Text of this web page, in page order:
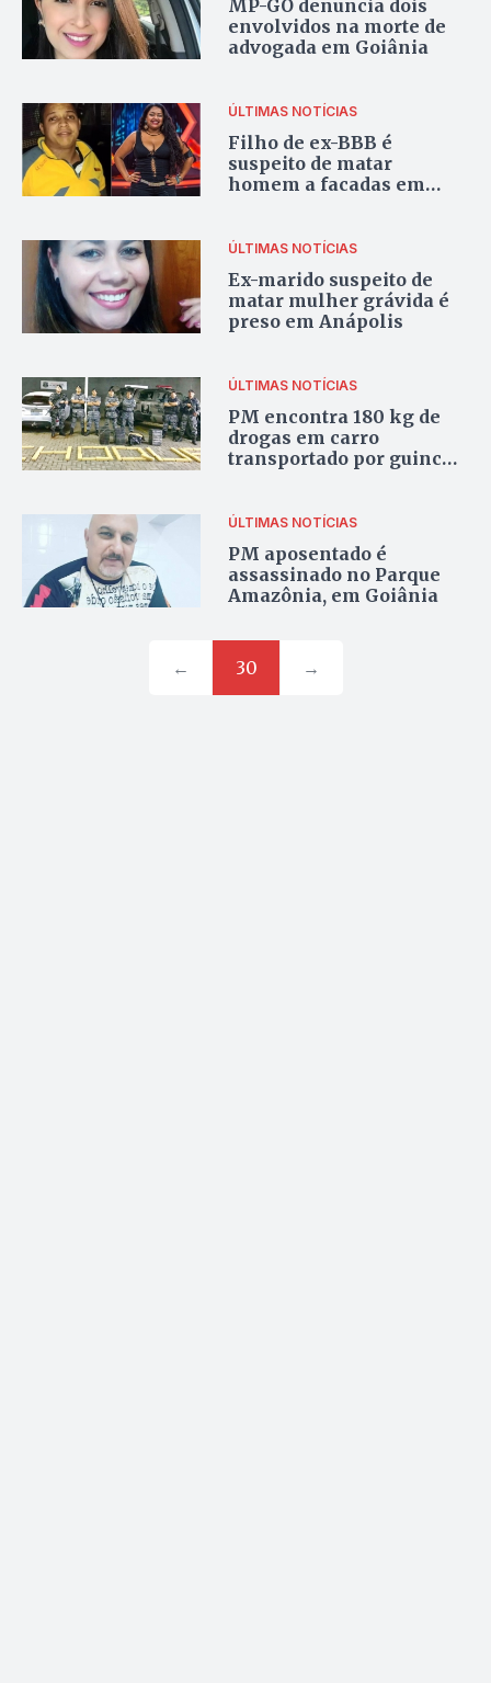
MP-GO denuncia dois
envolvidos na morte de
advogada em Goiânia
ÚLTIMAS NOTÍCIAS
Filho de ex-BBB é
suspeito de matar
homem a facadas em
ÚLTIMAS NOTÍCIAS
Ex-marido suspeito de
matar mulher grávida é
preso em Anápolis
ÚLTIMAS NOTÍCIAS
PM encontra 180 kg de
drogas em carro
transportado por guincho
ÚLTIMAS NOTÍCIAS
PM aposentado é
assassinado no Parque
Amazônia, em Goiânia
← 30 →